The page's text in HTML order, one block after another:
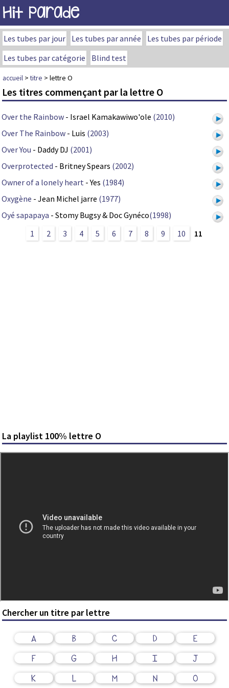
Hit Parade
Les tubes par jour Les tubes par année
Les tubes par période
Les tubes par catégorie
Blind test
accueil >titre > lettre O
Les titres commençant par la lettre O
Over the Rainbow - Israel Kamakawiwo'ole (2010)
Over The Rainbow - Luis (2003)
Over You - Daddy DJ (2001)
Overprotected - Britney Spears (2002)
Owner of a lonely heart - Yes (1984)
Oxygène - Jean Michel jarre (1977)
Oyé sapapaya - Stomy Bugsy & Doc Gynéco(1998)
1
2 3 4 5 6 7 8 9 10 11
La playlist 100% lettre O
Chercher un titre par lettre
A B C D
E
F
G H I
J
K
L M N O